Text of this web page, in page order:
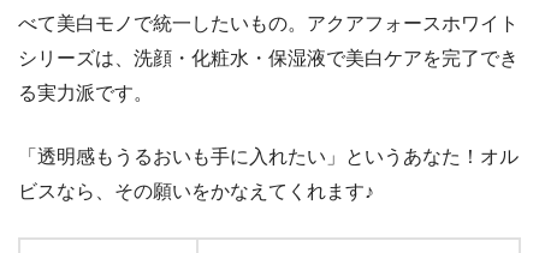
べて美白モノで統一したいもの。アクアフォースホワイト
シリーズは、洗顔・化粧水・保湿液で美白ケアを完了でき
る実力派です。
「透明感もうるおいも手に入れたい」というあなた！オル
ビスなら、その願いをかなえてくれます♪